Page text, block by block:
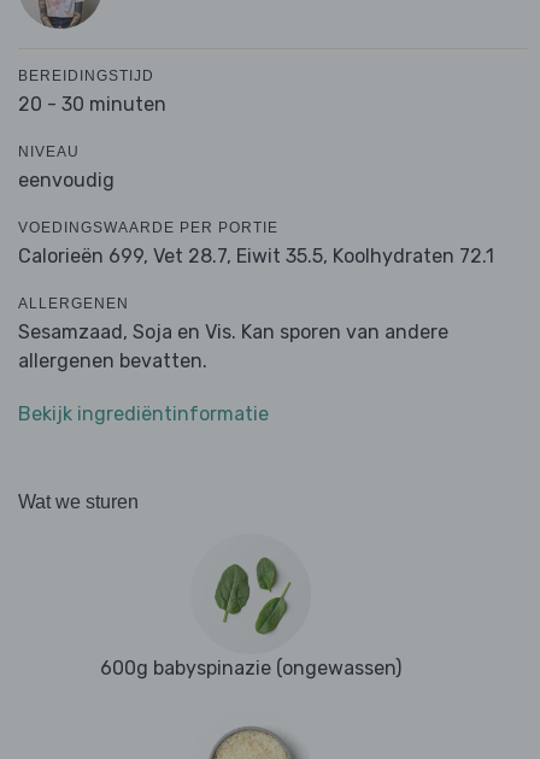
BEREIDINGSTIJD
20 - 30 minuten
NIVEAU
eenvoudig
VOEDINGSWAARDE PER PORTIE
Calorieën 699, Vet 28.7, Eiwit 35.5, Koolhydraten 72.1
ALLERGENEN
Sesamzaad, Soja en Vis. Kan sporen van andere
allergenen bevatten.
Bekijk ingrediëntinformatie
Wat we sturen
600g babyspinazie (ongewassen)